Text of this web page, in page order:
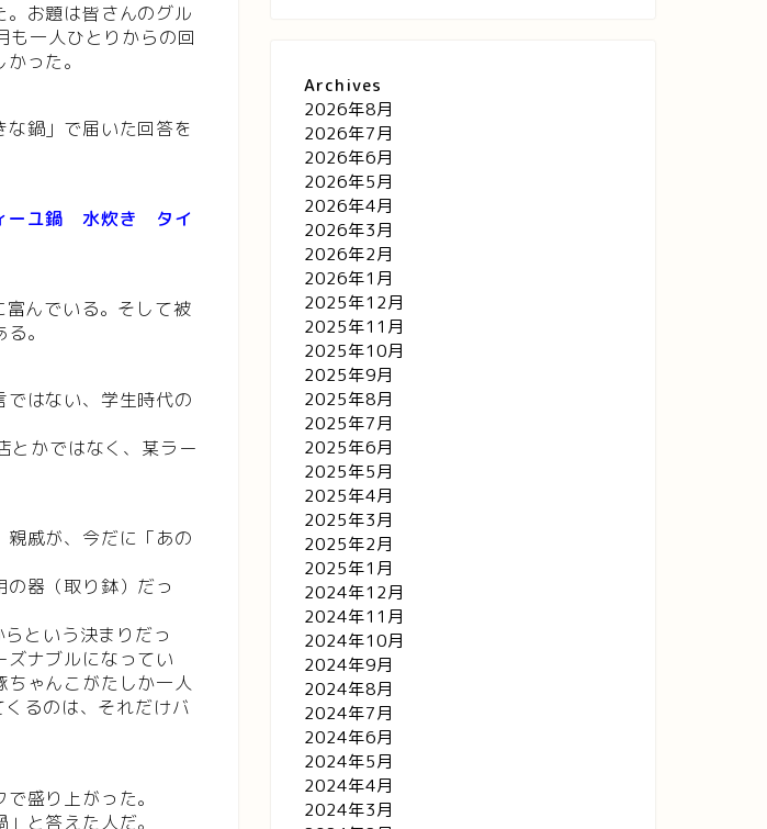
お題は皆さんのグル
も一人ひとりからの回
った。
鍋」で届いた回答を
ーユ鍋 水炊き タイ
んでいる。そして被
。
はない、学生時代の
とかではなく、某ラー
戚が、今だに「あの
器（取り鉢）だっ
という決まりだっ
ナブルになってい
ゃんこがたしか一人
るのは、それだけバ
盛り上がった。
と答えた人だ。
Archives
2026年8月
2026年7月
2026年6月
2026年5月
2026年4月
2026年3月
2026年2月
2026年1月
2025年12月
2025年11月
2025年10月
2025年9月
2025年8月
2025年7月
2025年6月
2025年5月
2025年4月
2025年3月
2025年2月
2025年1月
2024年12月
2024年11月
2024年10月
2024年9月
2024年8月
2024年7月
2024年6月
2024年5月
2024年4月
2024年3月